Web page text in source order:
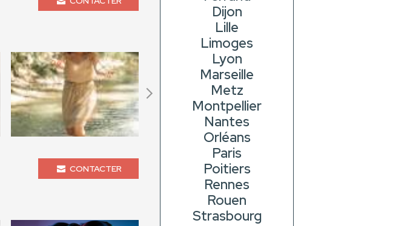
CONTACTER
Dijon
Lille
Limoges
Lyon
Marseille
Metz
Montpellier
Nantes
Orléans
Paris
Poitiers
Rennes
Rouen
Strasbourg